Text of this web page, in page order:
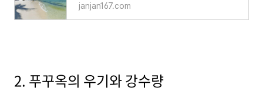
janjan167.com
2. 푸꾸옥의 우기와 강수량